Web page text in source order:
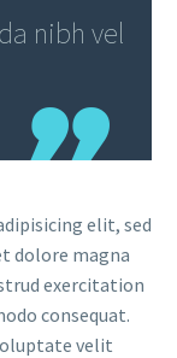
nibh vel
elit, sed
dolore magna
exercitation
consequat.
velit